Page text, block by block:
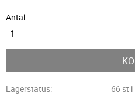
Antal
Lagerstatus
66 st i